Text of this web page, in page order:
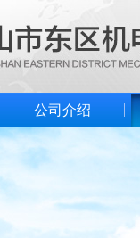
公司介绍